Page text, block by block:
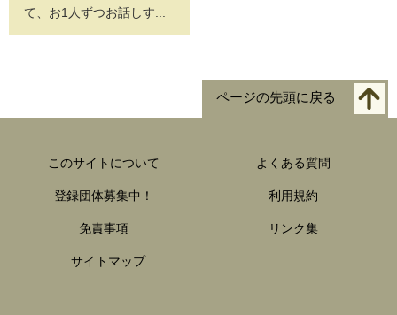
て、お1人ずつお話しす...
ページの先頭に戻る
このサイトについて よくある質問
登録団体募集中！ 利用規約
免責事項 リンク集
サイトマップ